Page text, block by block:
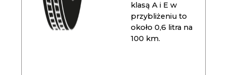
klasą A i E w
przybliżeniu to
około 0,6 litra na
100 km.